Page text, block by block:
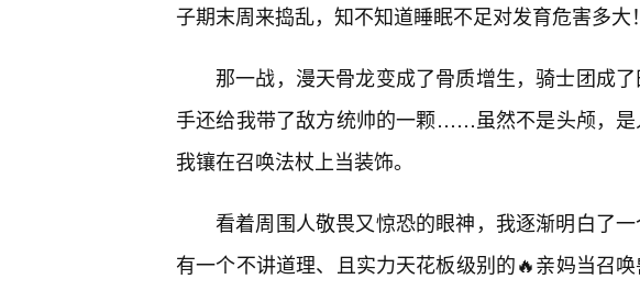
子期末周来捣乱，知不知道睡眠不足对发育危害多大
那一战，漫天骨龙变成了骨质增生，骑士团成
手还给我带了敌方统帅的一颗……虽然不是头颅，
我镶在召唤法杖上当装饰。
看着周围人敬畏又惊恐的眼神，我逐渐明白了一
有一个不讲道理、且实力天花板级别的🔥亲妈当召